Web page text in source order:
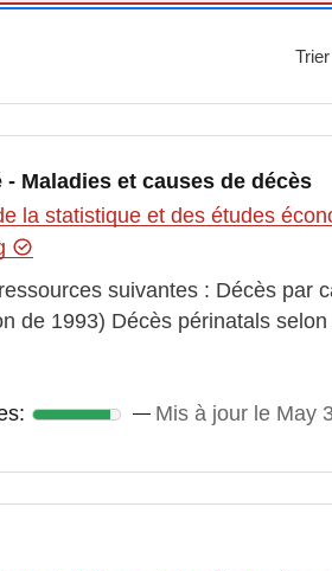
Maladies et causes de décès
la statistique et des études
suivantes : Décès par
de 1993) Décès périnatals
Mis à jour le May